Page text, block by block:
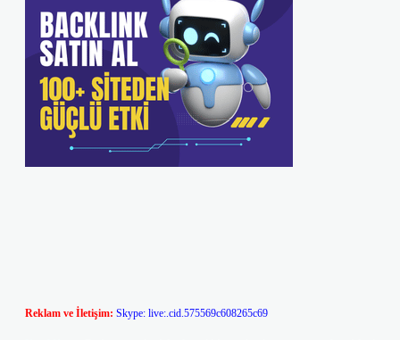
Reklam ve İletişim: Skype: live:.cid.575569c608265c69